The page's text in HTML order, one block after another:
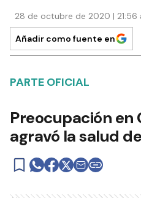
28 de octubre de 2020 |
Añadir como fuente en
PARTE OFICIAL
Preocupación en
agravó la salud